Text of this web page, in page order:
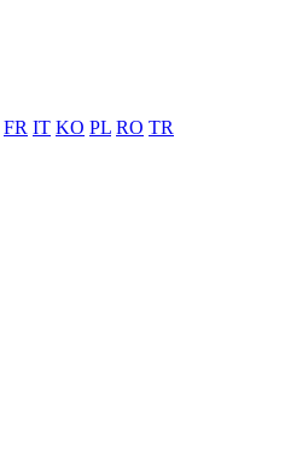
FR IT KO PL RO TR